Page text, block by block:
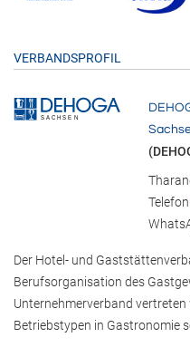
VERBANDSPROFIL
Der Hotel- und
Berufsorganisation des
Unternehmerverband
Betriebstypen in Gastronomie